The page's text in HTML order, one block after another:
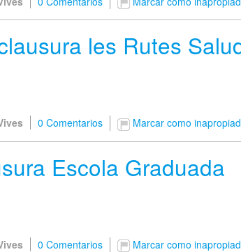
les Rutes
0 Comentarios Marcar como
Escola Graduada
0 Comentarios Marcar como